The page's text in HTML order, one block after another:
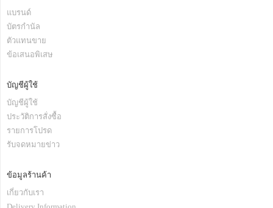
แบรนด์
บัตรกำนัล
ตัวแทนขาย
ข้อเสนอพิเสษ
บัญชีผู้ใช้
บัญชีผู้ใช้
ประวัติการสั่งซื้อ
รายการโปรด
รับจดหมายข่าว
ข้อมูลร้านค้า
เกี่ยวกับเรา